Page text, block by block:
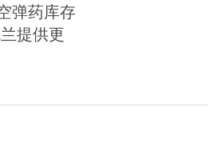
弹药库存
提供更